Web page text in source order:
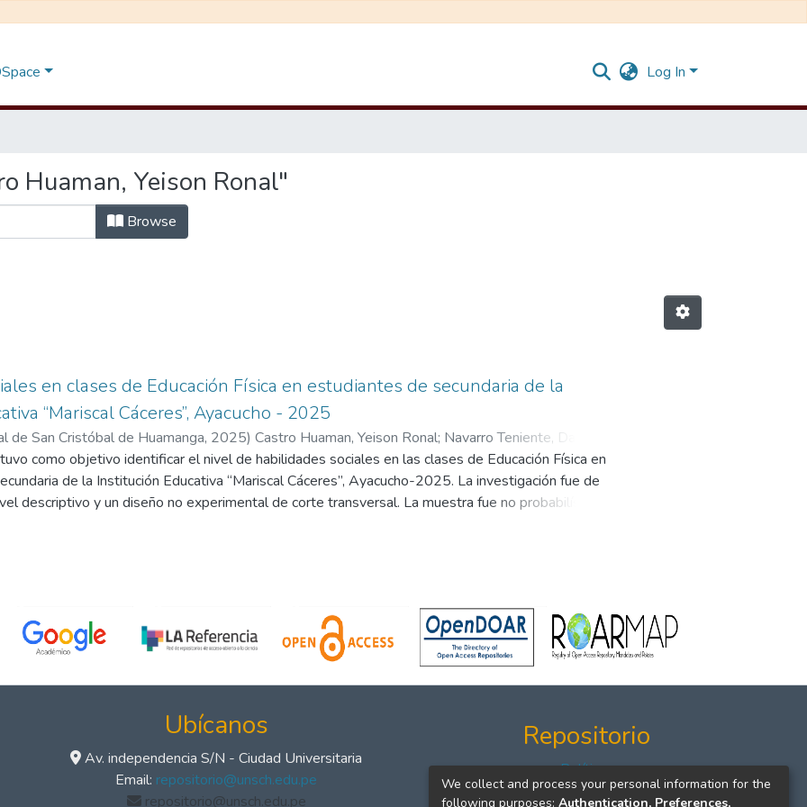
Log In
Huaman, Yeison Ronal"
Browse
en clases de Educación Física en estudiantes de secundaria de la
“Mariscal Cáceres”, Ayacucho - 2025
de San Cristóbal de Huamanga, 2025) Castro Huaman, Yeison Ronal; Navarro Teniente, David
Oscar
como objetivo identificar el nivel de habilidades sociales en las clases de Educación Física en
de la Institución Educativa “Mariscal Cáceres”, Ayacucho-2025. La investigación fue de
descriptivo y un diseño no experimental de corte transversal. La muestra fue no probabilística,
de cuarto y quinto grado de secundaria. Para la recolección de datos se utilizó un
mientras que el 29,4% se ubicó en un nivel bueno. Por dimensiones, también predominó el nivel
casos: en habilidades básicas, mujeres (61,3%) y varones (59,7%); habilidades avanzadas,
(57,4%); habilidades relacionadas con los sentimientos, mujeres (49,3%) y varones
que aún enfrentan limitaciones para establecer relaciones interpersonales efectivas, resolver
Ubícanos
Av. independencia S/N - Ciudad Universitaria
Email: repositorio@unsch.edu.pe
repositorio@unsch.edu.pe
Repositorio
Políticas
Formatos
We collect and process your personal information for the
following purposes: Authentication, Preferences,